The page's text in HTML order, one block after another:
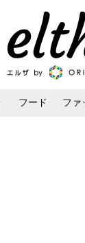
フード ファ